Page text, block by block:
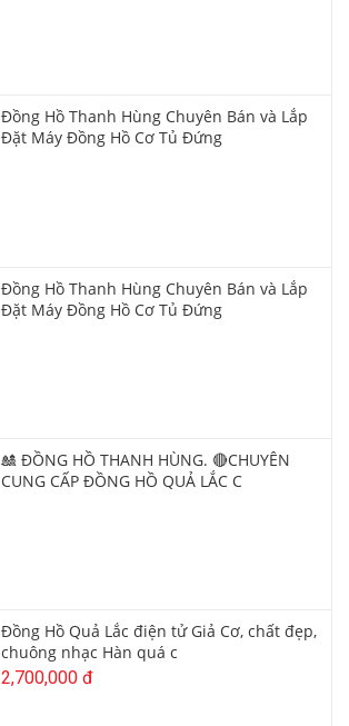
Đồng Hồ Thanh Hùng Chuyên Bán và Lắp
Đặt Máy Đồng Hồ Cơ Tủ Đứng
Đồng Hồ Thanh Hùng Chuyên Bán và Lắp
Đặt Máy Đồng Hồ Cơ Tủ Đứng
🎎 ĐỒNG HỒ THANH HÙNG. 🔴CHUYÊN
CUNG CẤP ĐỒNG HỒ QUẢ LẮC C
Đồng Hồ Quả Lắc điện tử Giả Cơ, chất đẹp,
chuông nhạc Hàn quá c
2,700,000 đ